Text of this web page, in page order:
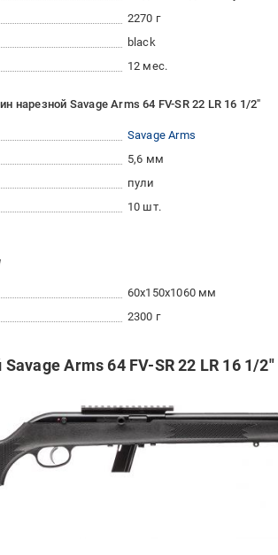
2270 г
black
12 мес.
нарезной Savage Arms 64 FV-SR 22 LR 16 1/2"
Savage Arms
5,6 мм
пули
10 шт.
60x150x1060 мм
2300 г
Arms 64 FV-SR 22 LR 16 1/2"